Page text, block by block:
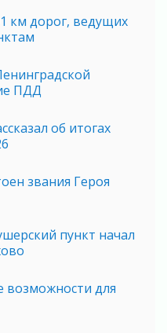
км дорог, ведущих
ПДД
об итогах
звания Героя
пункт начал
для